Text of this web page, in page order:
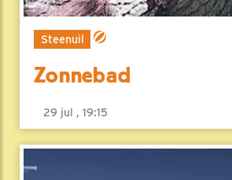
Steenuil
Zonnebad
29 jul , 19:15